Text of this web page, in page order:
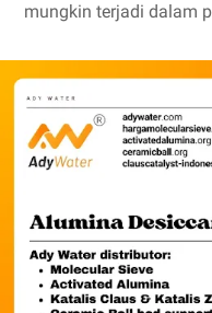
mungkin terjadi dalam